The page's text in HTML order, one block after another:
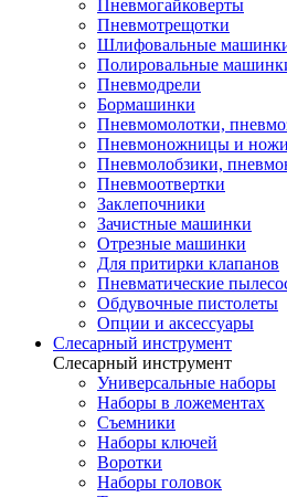
Пневмогайковерты
Пневмотрещотки
Шлифовальные
Полировальные
Пневмодрели
Бормашинки
Пневмомолотки,
Пневмоножницы и ножи
Пневмолобзики,
Пневмоотвертки
Заклепочники
Зачистные машинки
Отрезные машинки
Для притирки клапанов
Пневматические
Обдувочные пистолеты
Опции и аксессуары
Слесарный инструмент
Слесарный инструмент
Универсальные наборы
Наборы в ложементах
Съемники
Наборы ключей
Воротки
Наборы головок